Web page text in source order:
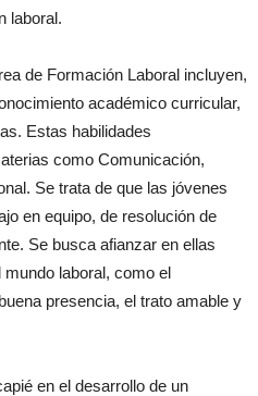
laboral.
de Formación Laboral incluyen,
académico curricular,
Estas habilidades
como Comunicación,
Se trata de que las jóvenes
en equipo, de resolución de
Se busca afianzar en ellas
laboral, como el
presencia, el trato amable y
en el desarrollo de un